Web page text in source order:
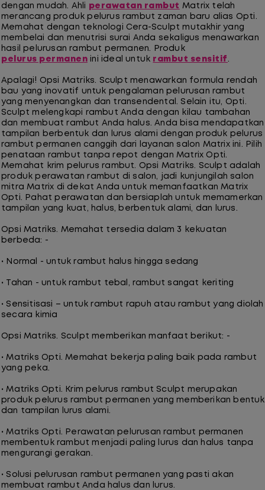
dengan mudah. Ahli perawatan rambut Matrix telah
merancang produk pelurus rambut zaman baru alias Opti.
Memahat dengan teknologi Cera-Sculpt mutakhir yang
membelai dan menutrisi surai Anda sekaligus menawarkan
hasil pelurusan rambut permanen. Produk
pelurus permanen ini ideal untuk rambut sensitif .
Apalagi! Opsi Matriks. Sculpt menawarkan formula rendah
bau yang inovatif untuk pengalaman pelurusan rambut
yang menyenangkan dan transendental. Selain itu, Opti.
Sculpt melengkapi rambut Anda dengan kilau tambahan
dan membuat rambut Anda halus. Anda bisa mendapatkan
tampilan berbentuk dan lurus alami dengan produk pelurus
rambut permanen canggih dari layanan salon Matrix ini. Pilih
penataan rambut tanpa repot dengan Matrix Opti.
Memahat krim pelurus rambut. Opsi Matriks. Sculpt adalah
produk perawatan rambut di salon, jadi kunjungilah salon
mitra Matrix di dekat Anda untuk memanfaatkan Matrix
Opti. Pahat perawatan dan bersiaplah untuk memamerkan
tampilan yang kuat, halus, berbentuk alami, dan lurus.
Opsi Matriks. Memahat tersedia dalam 3 kekuatan
berbeda: -
• Normal - untuk rambut halus hingga sedang
• Tahan - untuk rambut tebal, rambut sangat keriting
• Sensitisasi – untuk rambut rapuh atau rambut yang diolah
secara kimia
Opsi Matriks. Sculpt memberikan manfaat berikut: -
• Matriks Opti. Memahat bekerja paling baik pada rambut
yang peka.
• Matriks Opti. Krim pelurus rambut Sculpt merupakan
produk pelurus rambut permanen yang memberikan bentuk
dan tampilan lurus alami.
• Matriks Opti. Perawatan pelurusan rambut permanen
membentuk rambut menjadi paling lurus dan halus tanpa
mengurangi gerakan.
• Solusi pelurusan rambut permanen yang pasti akan
membuat rambut Anda halus dan lurus.